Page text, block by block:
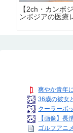
【2ch・カンボ
ンボジアの医療
爽やか青年
36歳の彼女
クーラーボ
【画像】長
ゴルフアニ